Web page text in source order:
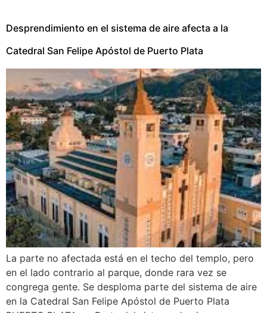
Desprendimiento en el sistema de aire afecta a la
Catedral San Felipe Apóstol de Puerto Plata
La parte no afectada está en el techo del templo, pero
en el lado contrario al parque, donde rara vez se
congrega gente. Se desploma parte del sistema de aire
en la Catedral San Felipe Apóstol de Puerto Plata